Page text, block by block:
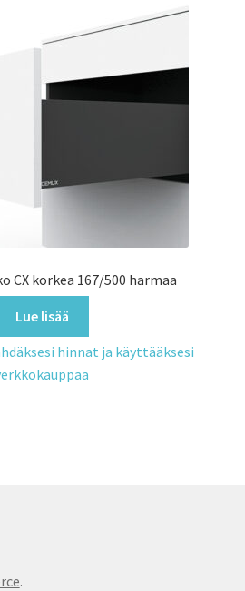
CX korkea 167/500 harmaa
Lue lisää
hinnat ja käyttääksesi
.